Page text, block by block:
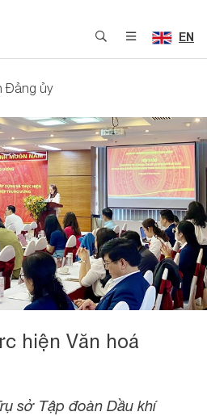
EN
Đảng ủy
hiện Văn hoá
sở Tập đoàn Dầu khí